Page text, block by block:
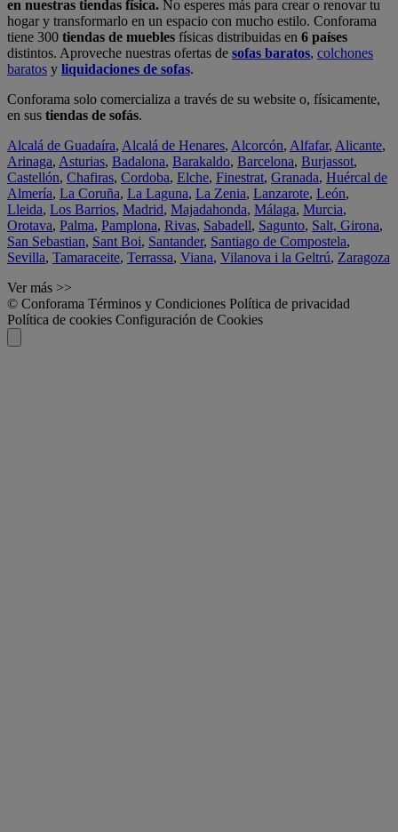
en nuestras tiendas física. No esperes más para crear o renovar tu
hogar y transformarlo en un espacio con mucho estilo. Conforama
tiene 300 tiendas de muebles físicas distribuidas en 6 países
distintos. Aproveche nuestras ofertas de sofas baratos, colchones
baratos y liquidaciones de sofas.
Conforama solo comercializa a través de su website o, físicamente,
en sus tiendas de sofás.
Alcalá de Guadaíra, Alcalá de Henares, Alcorcón, Alfafar, Alicante,
Arinaga, Asturias, Badalona, Barakaldo, Barcelona, Burjassot,
Castellón, Chafiras, Cordoba, Elche, Finestrat, Granada, Huércal de
Almería, La Coruña, La Laguna, La Zenia, Lanzarote, León,
Lleida, Los Barrios, Madrid, Majadahonda, Málaga, Murcia,
Orotava, Palma, Pamplona, Rivas, Sabadell, Sagunto, Salt, Girona,
San Sebastian, Sant Boi, Santander, Santiago de Compostela,
Sevilla, Tamaraceite, Terrassa, Viana, Vilanova i la Geltrú, Zaragoza
Ver más >>
© Conforama Términos y Condiciones Política de privacidad
Política de cookies Configuración de Cookies